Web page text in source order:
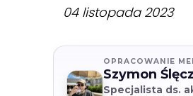
04 listopada 2023
OPRACOWANIE
Szymon
Specjalista ds.